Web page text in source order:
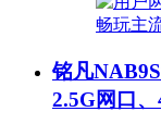
铭凡
2.5G网口